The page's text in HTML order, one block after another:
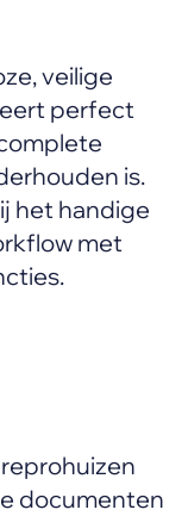
veilige
perfect
is.
het handige
met
documenten